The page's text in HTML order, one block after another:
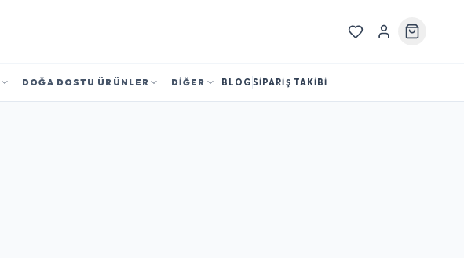
DOĞA DOSTU ÜRÜNLER DİĞER BLOG SİPARİŞ TAKİBİ